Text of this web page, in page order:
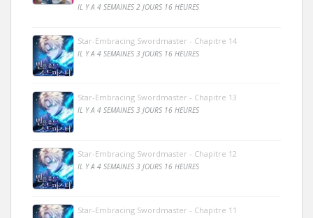
IL Y A 4 SEMAINES 2 JOURS 16 HEURES
Star-Embracing Swordmaster - Chapitre 14
IL Y A 4 SEMAINES 3 JOURS 16 HEURES
Star-Embracing Swordmaster - Chapitre 13
IL Y A 4 SEMAINES 3 JOURS 16 HEURES
Star-Embracing Swordmaster - Chapitre 12
IL Y A 4 SEMAINES 3 JOURS 16 HEURES
Star-Embracing Swordmaster - Chapitre 11